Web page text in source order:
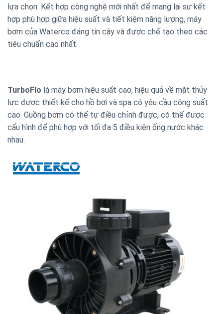
lựa chọn. Kết hợp công nghệ mới nhất để mang lại sự kết
hợp phù hợp giữa hiệu suất và tiết kiệm năng lượng, máy
bơm của Waterco đáng tin cậy và được chế tạo theo các
tiêu chuẩn cao nhất.
TurboFlo là máy bơm hiệu suất cao, hiệu quả về mặt thủy
lực được thiết kế cho hồ bơi và spa có yêu cầu công suất
cao. Guồng bơm có thể tự điều chỉnh được, có thể được
cấu hình để phù hợp với tối đa 5 điều kiện ống nước khác
nhau.